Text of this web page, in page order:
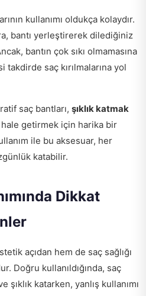
kullanımı oldukça kolaydır.
bantı yerleştirerek dilediğiniz
bantın çok sıkı olmamasına
saç kırılmalarına yol
saç bantları, şıklık katmak
getirmek için harika bir
ile bu aksesuar, her
katabilir.
Dikkat
açıdan hem de saç sağlığı
Doğru kullanıldığında, saç
şıklık katarken, yanlış kullanımı